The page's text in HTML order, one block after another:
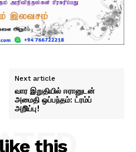
Next article
வார இறுதியில் ஈரானுடன்
அமைதி ஒப்பந்தம்: ட்ரம்ப்
அறிிப்பு!
this